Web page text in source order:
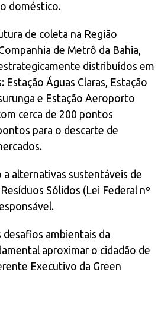
doméstico.
de coleta na Região
de Metrô da Bahia,
distribuídos em
Águas Claras, Estação
e Estação Aeroporto
cerca de 200 pontos
para o descarte de
a alternativas sustentáveis de
Sólidos (Lei Federal nº
ambientais da
aproximar o cidadão de
Executivo da Green